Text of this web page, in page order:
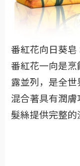
番紅花向日葵
番紅花一向是
露並列，是全世
混合著具有潤
髮絲提供完整的